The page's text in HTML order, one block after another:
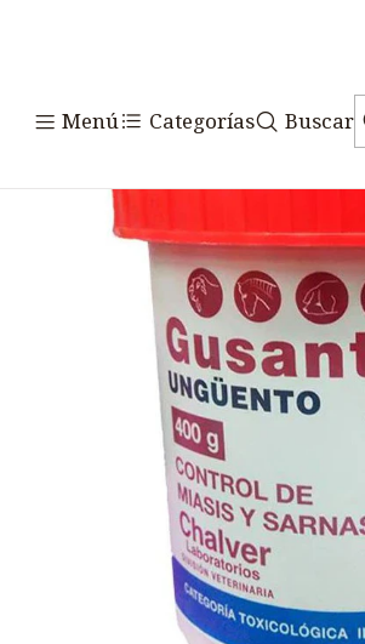
Menú Categorías Buscar